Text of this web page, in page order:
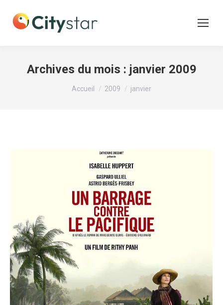
Archives du mois : janvier 2009
Vous êtes ici :
Accueil 2009 janvier